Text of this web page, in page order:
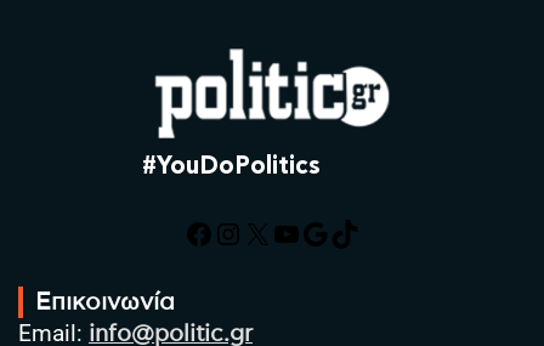
#YouDoPolitics
Facebook
Instagram
X YouTube
Google
TikTok
Επικοινωνία
Email: info@politic.gr